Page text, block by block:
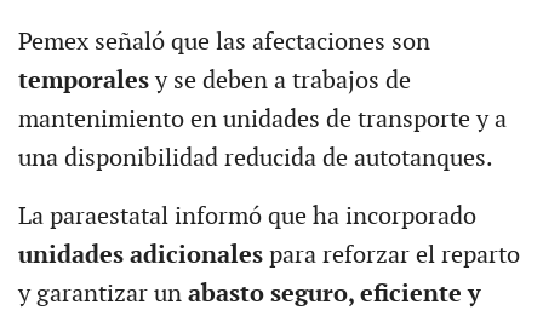
Pemex señaló que las afectaciones son
temporalesy se deben a trabajos de
mantenimiento en unidades de transporte y a
una disponibilidad reducida de autotanques.
La paraestatal informó que ha incorporado
unidades adicionalespara reforzar el reparto
y garantizar un abasto seguro, eficiente y